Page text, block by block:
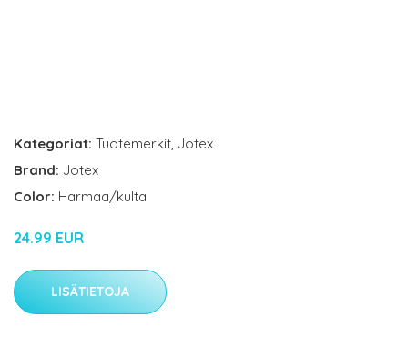
Kategoriat: Tuotemerkit, Jotex
Brand: Jotex
Color: Harmaa/kulta
24.99 EUR
LISÄTIETOJA